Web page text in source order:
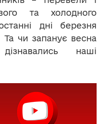
та холодного
дні березня
чи запанує весна
наші